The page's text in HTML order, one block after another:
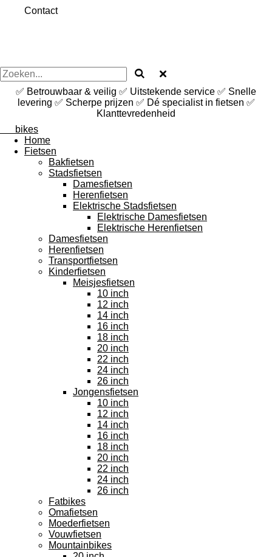
Contact
✅ Betrouwbaar & veilig ✅ Uitstekende service ✅ Snelle
levering ✅ Scherpe prijzen ✅ Dé specialist in fietsen ✅
Klanttevredenheid
bikes
Home
Fietsen
Bakfietsen
Stadsfietsen
Damesfietsen
Herenfietsen
Elektrische Stadsfietsen
Elektrische Damesfietsen
Elektrische Herenfietsen
Damesfietsen
Herenfietsen
Transportfietsen
Kinderfietsen
Meisjesfietsen
10 inch
12 inch
14 inch
16 inch
18 inch
20 inch
22 inch
24 inch
26 inch
Jongensfietsen
10 inch
12 inch
14 inch
16 inch
18 inch
20 inch
22 inch
24 inch
26 inch
Fatbikes
Omafietsen
Moederfietsen
Vouwfietsen
Mountainbikes